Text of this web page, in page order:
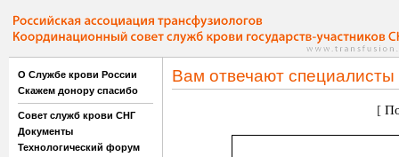
О Службе крови России
Скажем донору спасибо
Совет служб крови СНГ
Документы
Технологический форум
Вам отвечают специалисты
[